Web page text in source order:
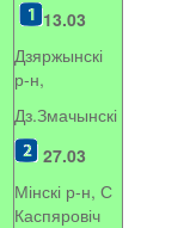
13.03
Дзяржынскі
р-н,
Дз.Змачынскі
27.03
Мінскі р-н, С
Каспяровіч